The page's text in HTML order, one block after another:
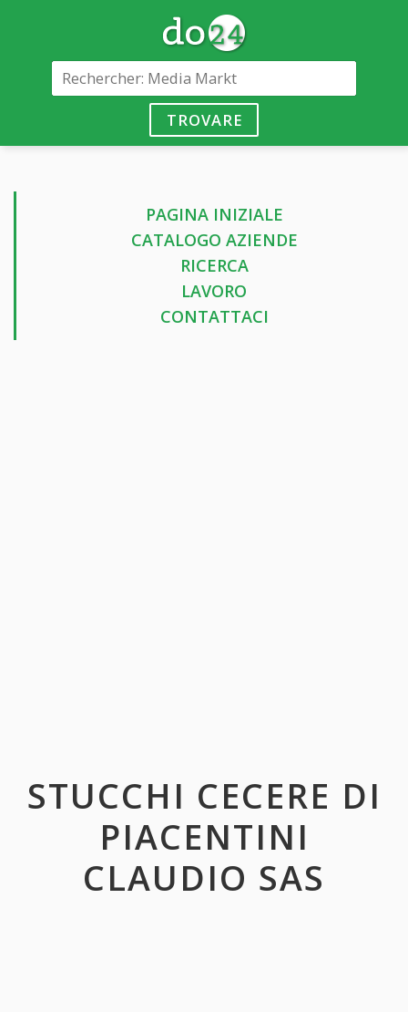
TROVARE
PAGINA INIZIALE
CATALOGO AZIENDE
RICERCA
LAVORO
CONTATTACI
STUCCHI CECERE DI
PIACENTINI
CLAUDIO SAS